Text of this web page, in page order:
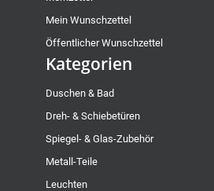
Mein Wunschzettel
Öffentlicher Wunschzettel
Kategorien
Duschen & Bad
Dreh- & Schiebetüren
Spiegel- & Glas-Zubehör
Metall-Teile
Leuchten